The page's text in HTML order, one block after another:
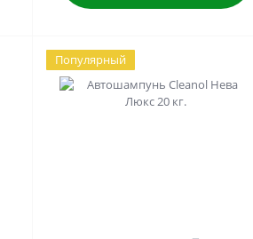
Популярный